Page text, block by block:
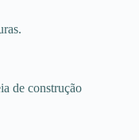
de construção